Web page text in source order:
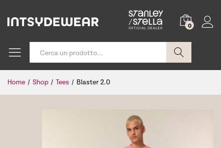
0
Cerca
Home / Shop / Tees / Blaster 2.0